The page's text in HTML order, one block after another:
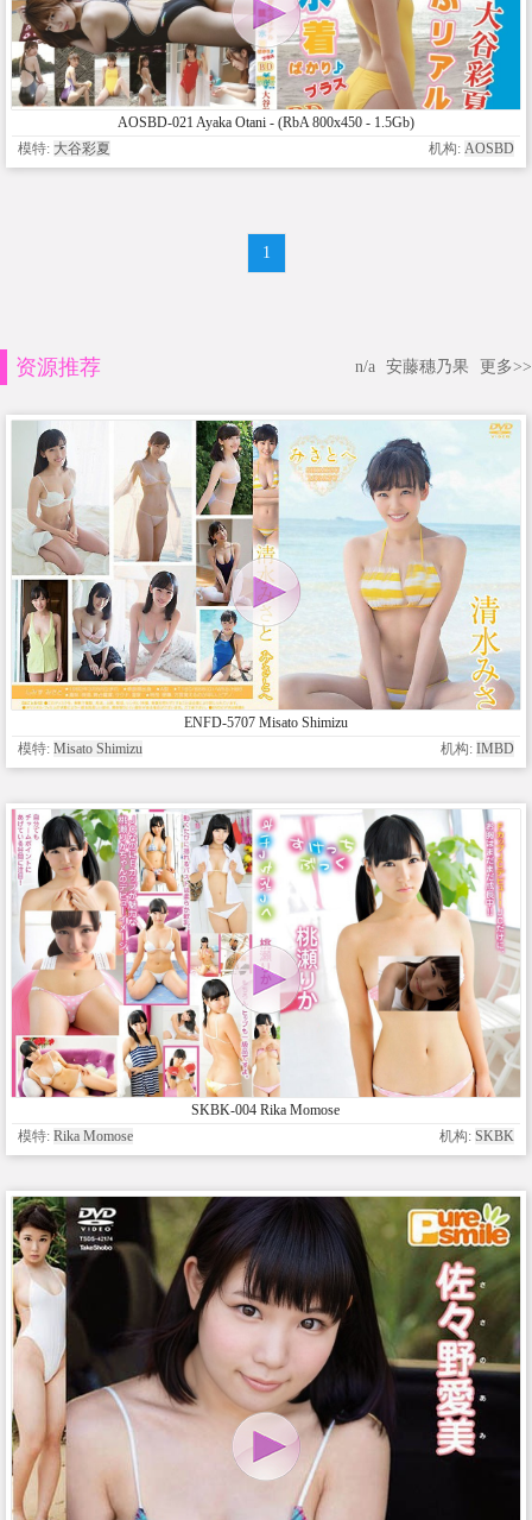
AOSBD-021 Ayaka Otani - (RbA 800x450 - 1.5Gb)
模特: 大谷彩夏 机构: AOSBD
1
资源推荐 n/a 安藤穗乃果 更多>>
ENFD-5707 Misato Shimizu
模特: Misato Shimizu 机构: IMBD
SKBK-004 Rika Momose
模特: Rika Momose 机构: SKBK